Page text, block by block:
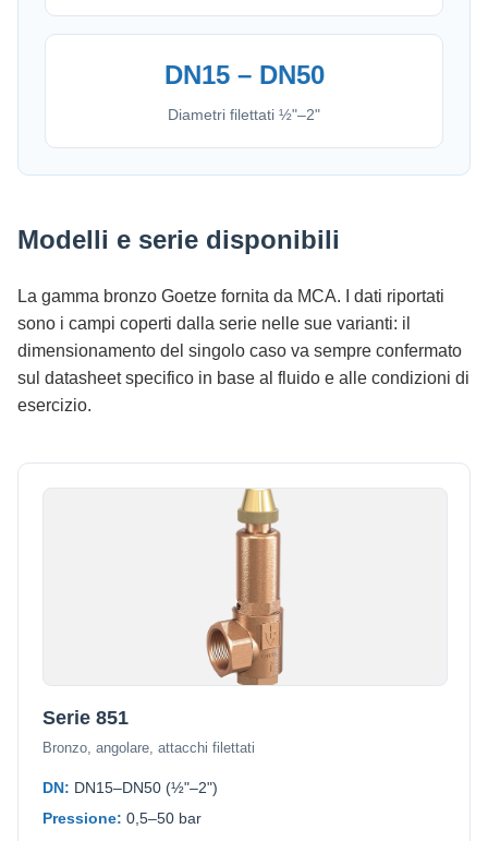
DN15 – DN50
Diametri filettati ½"–2"
Modelli e serie disponibili
La gamma bronzo Goetze fornita da MCA. I dati riportati
sono i campi coperti dalla serie nelle sue varianti: il
dimensionamento del singolo caso va sempre confermato
sul datasheet specifico in base al fluido e alle condizioni di
esercizio.
Serie 851
Bronzo, angolare, attacchi filettati
DN: DN15–DN50 (½"–2")
Pressione: 0,5–50 bar